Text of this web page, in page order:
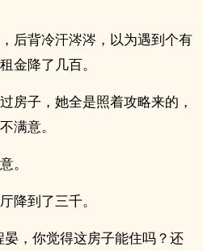
后背冷汗涔涔，以为遇到个有
金降了几百。
房子，她全是照着攻略来的，
满意。
。
降到了三千。
晏，你觉得这房子能住吗？还